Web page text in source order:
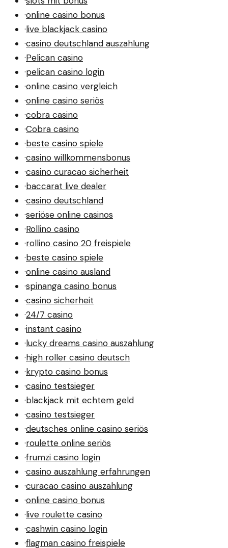
·online casino bonus
·live blackjack casino
·casino deutschland auszahlung
·Pelican casino
·pelican casino login
·online casino vergleich
·online casino seriös
·cobra casino
·Cobra casino
·beste casino spiele
·casino willkommensbonus
·casino curacao sicherheit
·baccarat live dealer
·casino deutschland
·seriöse online casinos
·Rollino casino
·rollino casino 20 freispiele
·beste casino spiele
·online casino ausland
·spinanga casino bonus
·casino sicherheit
·24/7 casino
·instant casino
·lucky dreams casino auszahlung
·high roller casino deutsch
·krypto casino bonus
·casino testsieger
·blackjack mit echtem geld
·casino testsieger
·deutsches online casino seriös
·roulette online seriös
·frumzi casino login
·casino auszahlung erfahrungen
·curacao casino auszahlung
·online casino bonus
·live roulette casino
·cashwin casino login
·flagman casino freispiele